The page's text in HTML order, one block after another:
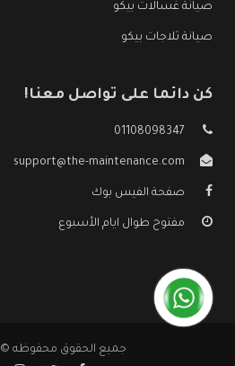
صيانة غسالات بيكو
صيانة ثلاجات بيكو
كن دائما على تواصل معنا!
01108098347
support@the-maintenance.com
صفحة الفيس بوك
مفتوح طوال ايام الأسبوع
جميع الحقوق محفوظه ©